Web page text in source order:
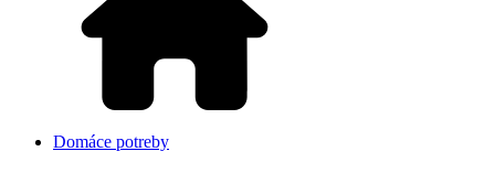
Domáce potreby